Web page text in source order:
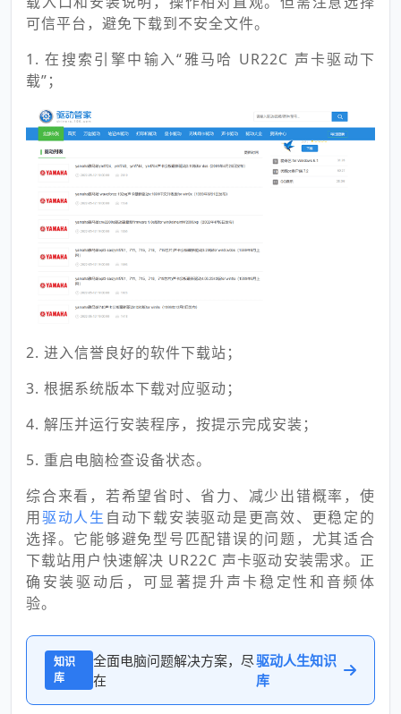
可信平台，避免下载到不安全文件。
1. 在搜索引擎中输入“雅马哈 UR22C 声卡驱动下
载”；
2. 进入信誉良好的软件下载站；
3. 根据系统版本下载对应驱动；
4. 解压并运行安装程序，按提示完成安装；
5. 重启电脑检查设备状态。
综合来看，若希望省时、省力、减少出错概率，使
用驱动人生 自动下载安装驱动是更高效、更稳定的
选择。它能够避免型号匹配错误的问题，尤其适合
下载站用户快速解决 UR22C 声卡驱动安装需求。正
确安装驱动后，可显著提升声卡稳定性和音频体
验。
知识
库
全面电脑问题解决方案，尽
在
驱动人生知识
库